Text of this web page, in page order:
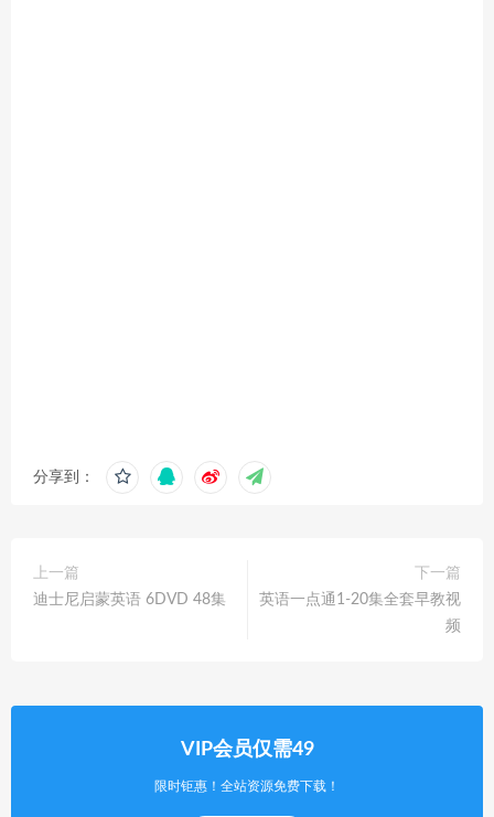
分享到：
上一篇
迪士尼启蒙英语 6DVD 48集
下一篇
英语一点通1-20集全套早教视
频
VIP会员仅需49
限时钜惠！全站资源免费下载！